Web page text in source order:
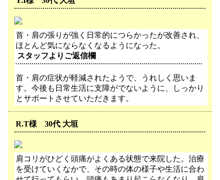
首・肩の張りが強く日常的につらかったが改善され、
ほとんど気にならなくなるようになった。
スタッフよりご返信欄
首・肩の症状が軽減されたようで、うれしく思いま
す。今後も日常生活に支障がでないように、しっかり
とサポートさせていただきます。
R.T様 30代 大垣
肩コリがひどく頭痛がよくある状態で来院した。治療
を受けていくなかで、その時の体の様子や生活に合わ